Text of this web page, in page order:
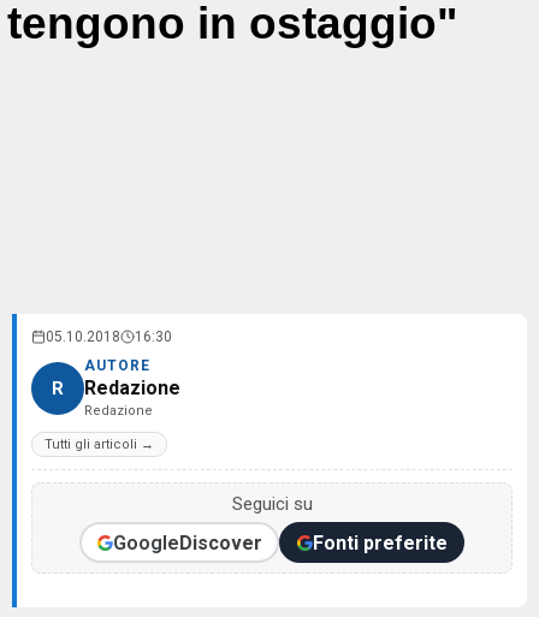
tengono in ostaggio"
05.10.2018 16:30
R
AUTORE
Redazione
Redazione
Tutti gli articoli →
Seguici su
GoogleDiscover Fonti preferite